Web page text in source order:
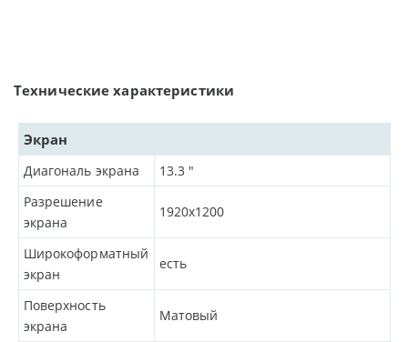
Технические характеристики
Экран
Диагональ экрана 13.3 "
Разрешение
экрана
1920x1200
Широкоформатный
экран
есть
Поверхность
экрана
Матовый